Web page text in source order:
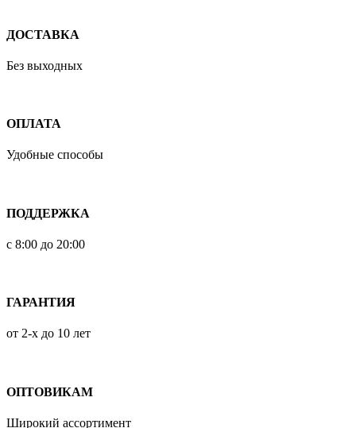
ДОСТАВКА
Без выходных
ОПЛАТА
Удобные способы
ПОДДЕРЖКА
с 8:00 до 20:00
ГАРАНТИЯ
от 2-х до 10 лет
ОПТОВИКАМ
Широкий ассортимент